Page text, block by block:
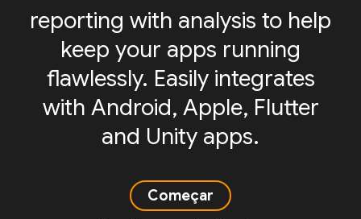
reporting with analysis to help
keep your apps running
flawlessly. Easily integrates
with Android, Apple, Flutter
and Unity apps.
Começar